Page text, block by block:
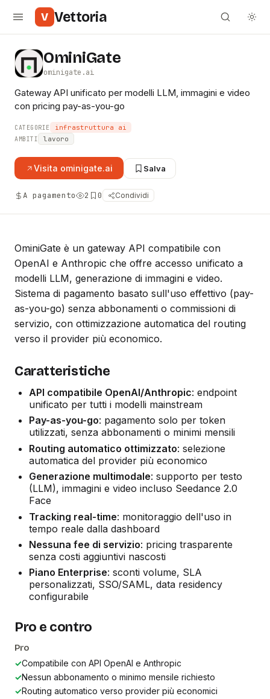
V Vettoria
OminiGate
ominigate.ai
Gateway API unificato per modelli LLM, immagini e video
con pricing pay-as-you-go
CATEGORIE infrastruttura ai
AMBITI lavoro
Visita ominigate.ai Salva
A pagamento 2 0 Condividi
OminiGate è un gateway API compatibile con
OpenAI e Anthropic che offre accesso unificato a
modelli LLM, generazione di immagini e video.
Sistema di pagamento basato sull'uso effettivo (pay-
as-you-go) senza abbonamenti o commissioni di
servizio, con ottimizzazione automatica del routing
verso il provider più economico.
Caratteristiche
API compatibile OpenAI/Anthropic: endpoint
unificato per tutti i modelli mainstream
Pay-as-you-go: pagamento solo per token
utilizzati, senza abbonamenti o minimi mensili
Routing automatico ottimizzato: selezione
automatica del provider più economico
Generazione multimodale: supporto per testo
(LLM), immagini e video incluso Seedance 2.0
Face
Tracking real-time: monitoraggio dell'uso in
tempo reale dalla dashboard
Nessuna fee di servizio: pricing trasparente
senza costi aggiuntivi nascosti
Piano Enterprise: sconti volume, SLA
personalizzati, SSO/SAML, data residency
configurabile
Pro e contro
Pro
✓Compatibile con API OpenAI e Anthropic
✓Nessun abbonamento o minimo mensile richiesto
✓Routing automatico verso provider più economici